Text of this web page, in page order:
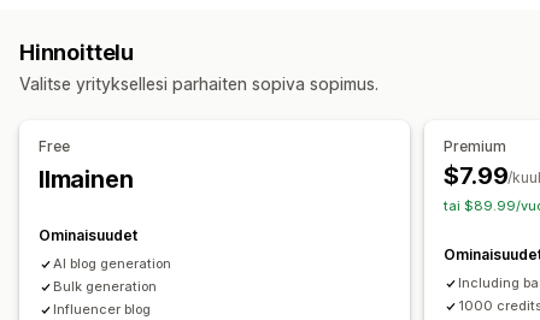
Hakukoneoptimointi
Artikkelin tunnisteet
Esittelypostit
Hinnoittelu
Valitse yrityksellesi parhaiten sopiva sopimus.
Free
Ilmainen
Ominaisuudet
AI blog generation
Bulk generation
Influencer blog
Premium
$7.99/
tai $89.99/
Including
1000